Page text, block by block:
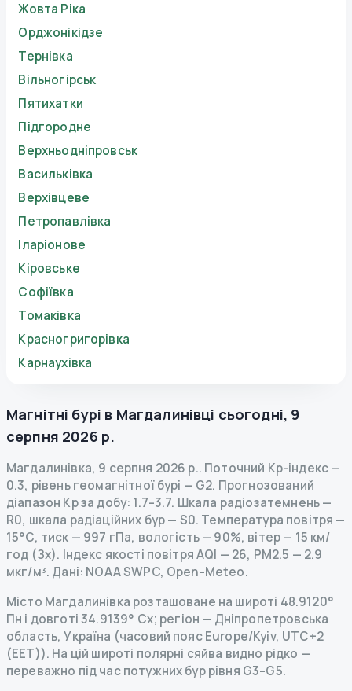
Жовта Ріка
Орджонікідзе
Тернівка
Вільногірськ
Пятихатки
Підгородне
Верхньодніпровськ
Васильківка
Верхівцеве
Петропавлівка
Іларіонове
Кіровське
Софіївка
Томаківка
Красногригорівка
Карнаухівка
Магнітні бурі в Магдалинівці сьогодні, 9
серпня 2026 р.
Магдалинівка, 9 серпня 2026 р.. Поточний Kp-індекс—
0.3, рівень геомагнітної бурі — G2. Прогнозований
діапазон Kp за добу: 1.7–3.7. Шкала радіозатемнень—
R0, шкала радіаційних бур— S0. Температура повітря —
15°C, тиск — 997 гПа, вологість — 90%, вітер — 15 км/
год (Зх). Індекс якості повітря AQI — 26, PM2.5 — 2.9
мкг/м³. Дані: NOAA SWPC, Open-Meteo.
Місто Магдалинівка розташоване на широті 48.9120°
Пн і довготі 34.9139° Сх; регіон — Дніпропетровська
область, Україна (часовий пояс Europe/Kyiv, UTC+2
(EET)). На цій широті полярні сяйва видно рідко —
переважно під час потужних бур рівня G3–G5.